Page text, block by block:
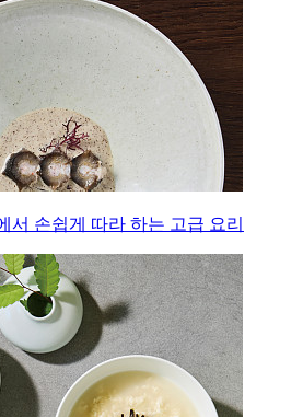
서 손쉽게 따라 하는 고급 요리